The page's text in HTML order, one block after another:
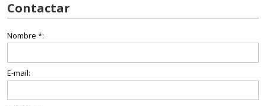
Contactar
Nombre *:
E-mail: